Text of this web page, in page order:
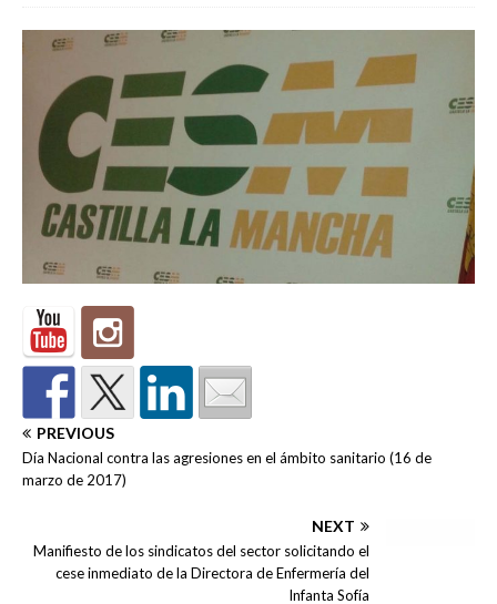
PREVIOUS
Día Nacional contra las agresiones en el ámbito sanitario (16 de
marzo de 2017)
NEXT
Manifiesto de los sindicatos del sector solicitando el
cese inmediato de la Directora de Enfermería del
Infanta Sofía